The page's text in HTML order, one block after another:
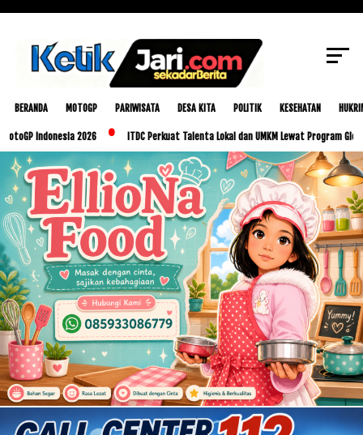
BERANDA MOTOGP PARIWISATA DESA KITA POLITIK KESEHATAN
Indonesia 2026 ITDC Perkuat Talenta Lokal dan UMKM Lewat Program Glorious